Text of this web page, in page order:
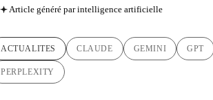
Article généré par intelligence artificielle
ACTUALITES CLAUDE GEMINI GPT
PERPLEXITY